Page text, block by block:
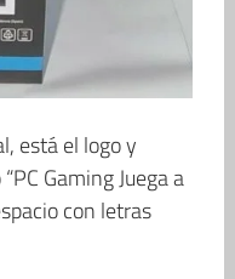
está el logo y
Gaming Juega a
con letras